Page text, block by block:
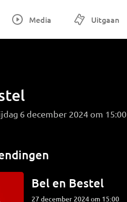
Media Uitgaan
6 december 2024 om 15:00
Bel en Bestel
27 december 2024 om 15:00